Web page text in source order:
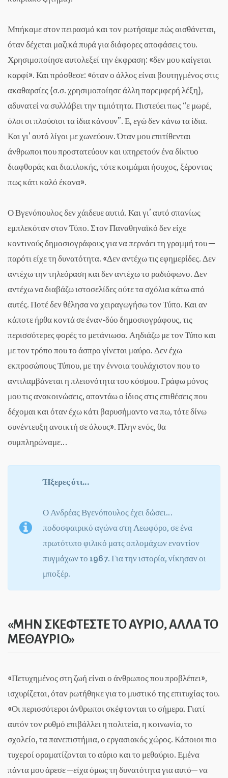
Μπήκαμε στον πειρασμό και τον ρωτήσαμε πώς αισθάνεται,
όταν δέχεται μαζικά πυρά για διάφορες αποφάσεις του.
Χρησιμοποίησε αυτολεξεί την έκφραση: «δεν μου καίγεται
καρφί». Και πρόσθεσε: «όταν ο άλλος είναι βουτηγμένος στις
ακαθαρσίες (σ.σ. χρησιμοποίησε άλλη παρεμφερή λέξη),
αδυνατεί να συλλάβει την τιμιότητα. Πιστεύει πως “ε μωρέ,
όλοι οι πλούσιοι τα ίδια κάνουν”. Ε, εγώ δεν κάνω τα ίδια.
Και γι’ αυτό λίγοι με χωνεύουν. Όταν μου επιτίθενται
άνθρωποι που προστατεύουν και υπηρετούν ένα δίκτυο
διαφθοράς και διαπλοκής, τότε κοιμάμαι ήσυχος, ξέροντας
πως κάτι καλό έκανα».
Ο Βγενόπουλος δεν χάιδευε αυτιά. Και γι’ αυτό σπανίως
εμπλεκόταν στον Τύπο. Στον Παναθηναϊκό δεν είχε
κοντινούς δημοσιογράφους για να περνάει τη γραμμή του ─
παρότι είχε τη δυνατότητα. «Δεν αντέχω τις εφημερίδες. Δεν
αντέχω την τηλεόραση και δεν αντέχω το ραδιόφωνο. Δεν
αντέχω να διαβάζω ιστοσελίδες ούτε τα σχόλια κάτω από
αυτές. Ποτέ δεν θέλησα να χειραγωγήσω τον Τύπο. Και αν
κάποτε ήρθα κοντά σε έναν-δύο δημοσιογράφους, τις
περισσότερες φορές το μετάνιωσα. Αηδιάζω με τον Τύπο και
με τον τρόπο που το άσπρο γίνεται μαύρο. Δεν έχω
εκπροσώπους Τύπου, με την έννοια τουλάχιστον που το
αντιλαμβάνεται η πλειονότητα του κόσμου. Γράφω μόνος
μου τις ανακοινώσεις, απαντάω ο ίδιος στις επιθέσεις που
δέχομαι και όταν έχω κάτι βαρυσήμαντο να πω, τότε δίνω
συνέντευξη ανοικτή σε όλους». Πλην ενός, θα
συμπληρώναμε…
Ήξερες ότι…
Ο Ανδρέας Βγενόπουλος έχει δώσει…
ποδοσφαιρικό αγώνα στη Λεωφόρο, σε ένα
πρωτότυπο φιλικό ματς οπλομάχων εναντίον
πυγμάχων το 1967. Για την ιστορία, νίκησαν οι
μποξέρ.
«ΜΗΝ ΣΚΕΦΤΕΣΤΕ ΤΟ ΑΥΡΙΟ, ΑΛΛΑ ΤΟ
ΜΕΘΑΥΡΙΟ»
«Πετυχημένος στη ζωή είναι ο άνθρωπος που προβλέπει»,
ισχυρίζεται, όταν ρωτήθηκε για το μυστικό της επιτυχίας του.
«Οι περισσότεροι άνθρωποι σκέφτονται το σήμερα. Γιατί
αυτόν τον ρυθμό επιβάλλει η πολιτεία, η κοινωνία, το
σχολείο, τα πανεπιστήμια, ο εργασιακός χώρος. Κάποιοι πιο
τυχεροί οραματίζονται το αύριο και το μεθαύριο. Εμένα
πάντα μου άρεσε ─είχα όμως τη δυνατότητα για αυτό─ να